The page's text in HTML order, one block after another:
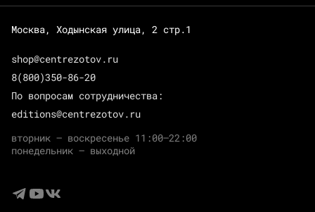
Москва, Ходынская улица, 2 стр.1
shop@centrezotov.ru
8(800)350-86-20
По вопросам сотрудничества:
editions@centrezotov.ru
вторник — воскресенье 11:00–22:00
понедельник — выходной